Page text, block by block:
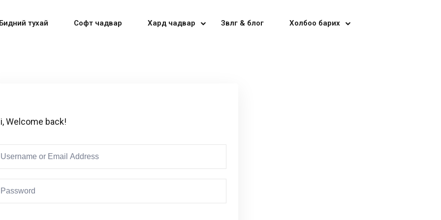
тухай Софт чадвар Хард чадвар Зөвлөгөө & блог Холбоо барих
Welcome back!
Don’t have an account?Sign up